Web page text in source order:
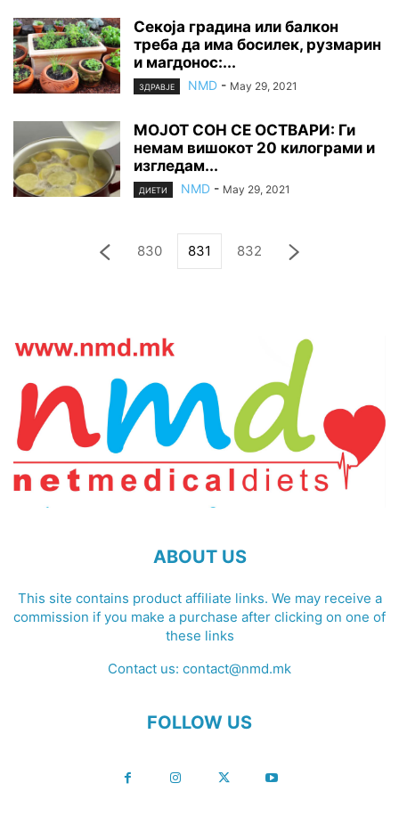
Секоја градина или балкон
треба да има босилек, рузмарин
и магдонос:...
ЗДРАВЈЕ NMD - May 29, 2021
МОЈОТ СОН СЕ ОСТВАРИ: Ги
немам вишокот 20 килограми и
изгледам...
ДИЕТИ NMD - May 29, 2021
830 831 832
ABOUT US
This site contains product affiliate links. We may receive a
commission if you make a purchase after clicking on one of
these links
Contact us: contact@nmd.mk
FOLLOW US